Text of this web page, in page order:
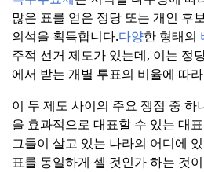
많은 표를 얻은 정당 또는 개인 후
의석을 획득합니다.다양한 형태의
주적 선거 제도가 있는데, 이는 정
에서 받는 개별 투표의 비율에 따
이 두 제도 사이의 주요 쟁점 중 하
을 효과적으로 대표할 수 있는 대
그들이 살고 있는 나라의 어디에
표를 동일하게 셀 것인가 하는 것